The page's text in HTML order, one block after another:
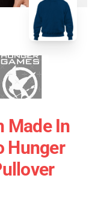
Made In
Hunger